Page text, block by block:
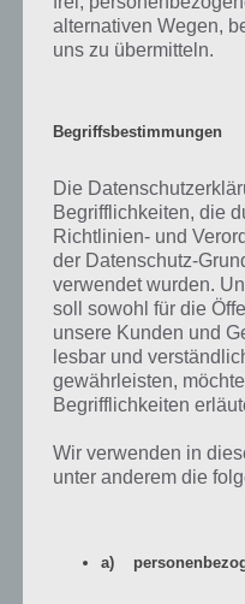
App
Cows Vs Sheep ist ein wirklich
da als App für Android und
Steuerung ist einfach, das
macht es auch nach einigen
herausfordern und so in der
alternativen Wegen,
uns zu übermitteln.
Begriffsbestimmungen
Die
Begrifflichkeiten, die
Richtlinien- und
der Datenschutz-
verwendet wurden.
soll sowohl für die
unsere Kunden und
lesbar und
gewährleisten,
Begrifflichkeiten
Wir verwenden in
unter anderem die
a)